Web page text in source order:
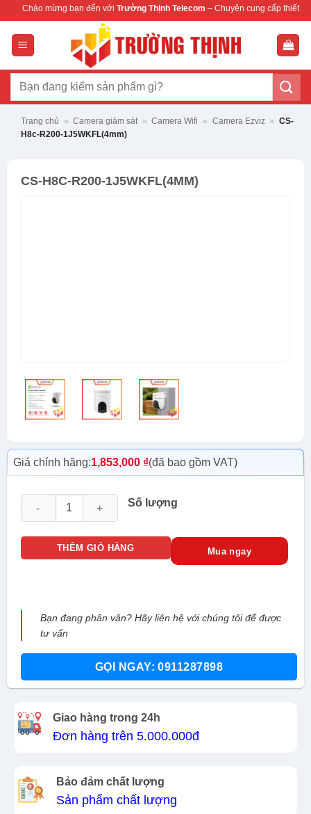
dung
bạn đến vớiTrường Thịnh Telecom– Chuyên cung cấp thiết bị mạng &
Tìm
Trang chủ » Camera giám sát » Camera Wifi » Camera Ezviz » CS-
H8c-R200-1J5WKFL(4mm)
CS-H8C-R200-1J5WKFL(4MM)
Giá chính hãng:1,853,000 ₫(đã bao gồm VAT)
Số lượng
CS-H8c-R200-1J5WKFL(4mm) số lượng
THÊM GIỎ HÀNG Mua ngay
Bạn đang phân vân? Hãy liên hệ với chúng tôi để được
tư vấn
GỌI NGAY: 0911287898
Giao hàng trong 24h
Đơn hàng trên 5.000.000đ
Bảo đảm chất lượng
Sản phẩm chất lượng